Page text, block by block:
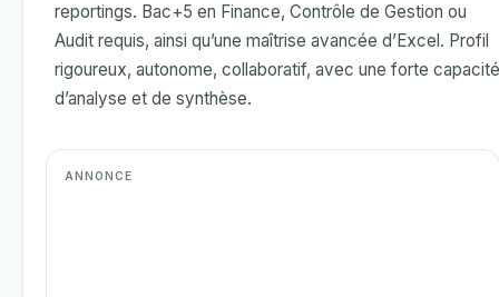
reportings. Bac+5 en Finance, Contrôle de Gestion ou
Audit requis, ainsi qu’une maîtrise avancée d’Excel. Profil
rigoureux, autonome, collaboratif, avec une forte capacité
d’analyse et de synthèse.